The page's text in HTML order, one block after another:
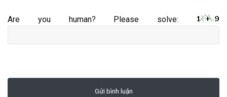
Are you human? Please solve: